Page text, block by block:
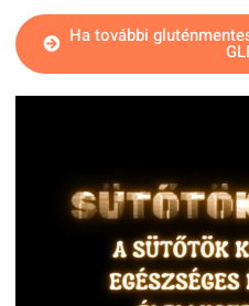
Ha további